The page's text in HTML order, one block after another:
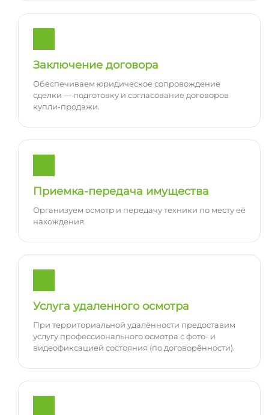
Заключение договора
Обеспечиваем юридическое сопровождение
сделки — подготовку и согласование договоров
купли-продажи.
Приемка-передача имущества
Организуем осмотр и передачу техники по месту её
нахождения.
Услуга удаленного осмотра
При территориальной удалённости предоставим
услугу профессионального осмотра с фото- и
видеофиксацией состояния (по договорённости).